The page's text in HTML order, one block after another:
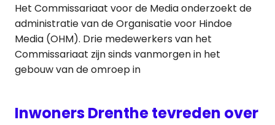
Het Commissariaat voor de Media onderzoekt de
administratie van de Organisatie voor Hindoe
Media (OHM). Drie medewerkers van het
Commissariaat zijn sinds vanmorgen in het
gebouw van de omroep in
Inwoners Drenthe tevreden over